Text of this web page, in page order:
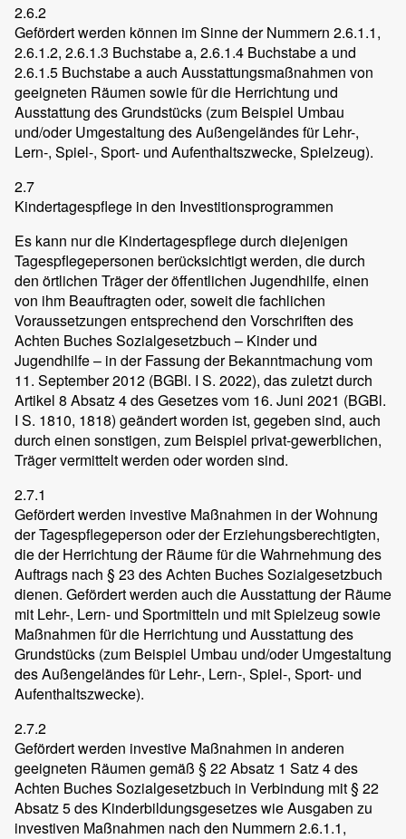
2.6.2
Gefördert werden können im Sinne der Nummern 2.6.1.1,
2.6.1.2, 2.6.1.3 Buchstabe a, 2.6.1.4 Buchstabe a und
2.6.1.5 Buchstabe a auch Ausstattungsmaßnahmen von
geeigneten Räumen sowie für die Herrichtung und
Ausstattung des Grundstücks (zum Beispiel Umbau
und/oder Umgestaltung des Außengeländes für Lehr-,
Lern-, Spiel-, Sport- und Aufenthaltszwecke, Spielzeug).
2.7
Kindertagespflege in den Investitionsprogrammen
Es kann nur die Kindertagespflege durch diejenigen
Tagespflegepersonen berücksichtigt werden, die durch
den örtlichen Träger der öffentlichen Jugendhilfe, einen
von ihm Beauftragten oder, soweit die fachlichen
Voraussetzungen entsprechend den Vorschriften des
Achten Buches Sozialgesetzbuch – Kinder und
Jugendhilfe – in der Fassung der Bekanntmachung vom
11. September 2012 (BGBl. I S. 2022), das zuletzt durch
Artikel 8 Absatz 4 des Gesetzes vom 16. Juni 2021 (BGBl.
I S. 1810, 1818) geändert worden ist, gegeben sind, auch
durch einen sonstigen, zum Beispiel privat-gewerblichen,
Träger vermittelt werden oder worden sind.
2.7.1
Gefördert werden investive Maßnahmen in der Wohnung
der Tagespflegeperson oder der Erziehungsberechtigten,
die der Herrichtung der Räume für die Wahrnehmung des
Auftrags nach § 23 des Achten Buches Sozialgesetzbuch
dienen. Gefördert werden auch die Ausstattung der Räume
mit Lehr-, Lern- und Sportmitteln und mit Spielzeug sowie
Maßnahmen für die Herrichtung und Ausstattung des
Grundstücks (zum Beispiel Umbau und/oder Umgestaltung
des Außengeländes für Lehr-, Lern-, Spiel-, Sport- und
Aufenthaltszwecke).
2.7.2
Gefördert werden investive Maßnahmen in anderen
geeigneten Räumen gemäß § 22 Absatz 1 Satz 4 des
Achten Buches Sozialgesetzbuch in Verbindung mit § 22
Absatz 5 des Kinderbildungsgesetzes wie Ausgaben zu
investiven Maßnahmen nach den Nummern 2.6.1.1,